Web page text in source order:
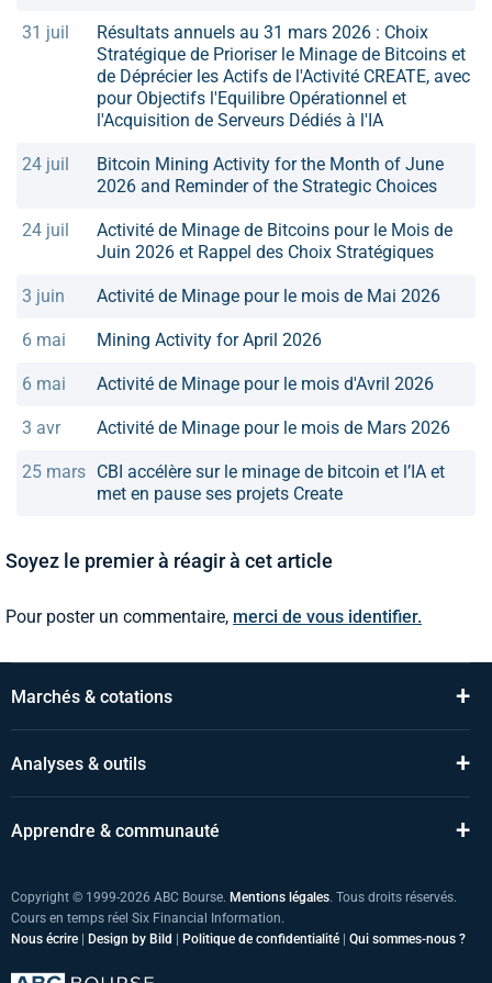
31 juil
Résultats annuels au 31 mars 2026 : Choix
Stratégique de Prioriser le Minage de Bitcoins et
de Déprécier les Actifs de l'Activité CREATE, avec
pour Objectifs l'Equilibre Opérationnel et
l'Acquisition de Serveurs Dédiés à l'IA
24 juil
Bitcoin Mining Activity for the Month of June
2026 and Reminder of the Strategic Choices
24 juil
Activité de Minage de Bitcoins pour le Mois de
Juin 2026 et Rappel des Choix Stratégiques
3 juin Activité de Minage pour le mois de Mai 2026
6 mai Mining Activity for April 2026
6 mai Activité de Minage pour le mois d'Avril 2026
3 avr Activité de Minage pour le mois de Mars 2026
25 mars CBI accélère sur le minage de bitcoin et l’IA et
met en pause ses projets Create
Soyez le premier à réagir à cet article
Pour poster un commentaire, merci de vous identifier.
Marchés & cotations +
Analyses & outils +
Apprendre & communauté +
Copyright © 1999-2026 ABC Bourse. Mentions légales. Tous droits réservés.
Cours en temps réel Six Financial Information.
Nous écrire
Design by Bild Politique de confidentialité Qui sommes-nous ?